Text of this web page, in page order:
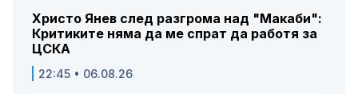
Христо Янев след разгрома над "Макаби":
Критиките няма да ме спрат да работя за
ЦСКА
22:45 • 06.08.26